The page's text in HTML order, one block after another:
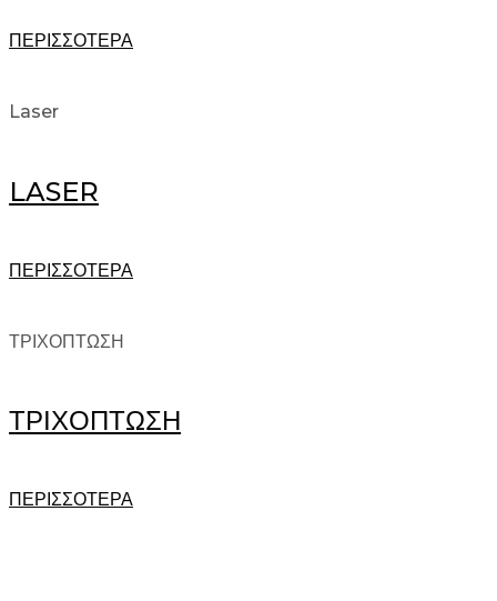
ΠΕΡΙΣΣΟΤΕΡΑ
Laser
LASER
ΠΕΡΙΣΣΟΤΕΡΑ
ΤΡΙΧΟΠΤΩΣΗ
ΤΡΙΧΟΠΤΩΣΗ
ΠΕΡΙΣΣΟΤΕΡΑ